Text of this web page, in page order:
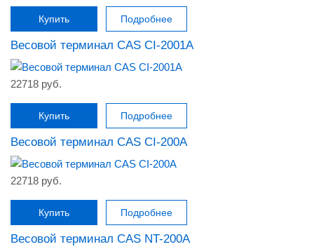
Купить Подробнее
Весовой терминал CAS CI-2001A
22718 руб.
Купить Подробнее
Весовой терминал CAS CI-200A
22718 руб.
Купить Подробнее
Весовой терминал CAS NT-200A